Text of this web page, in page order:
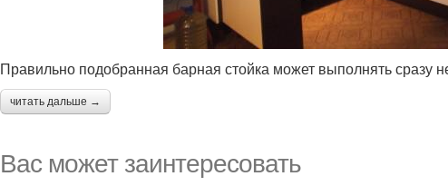
Правильно подобранная барная стойка может выполнять сразу
читать дальше →
Вас может заинтересовать